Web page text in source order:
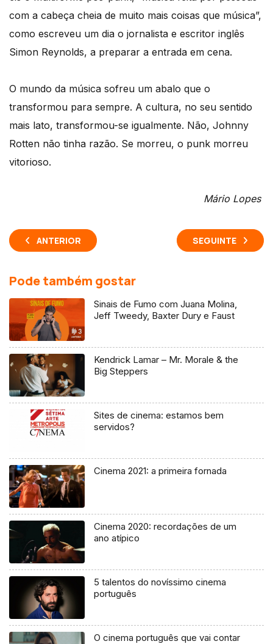
com a cabeça cheia de muito mais coisas que música”,
como escreveu um dia o jornalista e escritor inglês
Simon Reynolds, a preparar a entrada em cena.
O mundo da música sofreu um abalo que o
transformou para sempre. A cultura, no seu sentido
mais lato, transformou-se igualmente. Não, Johnny
Rotten não tinha razão. Se morreu, o punk morreu
vitorioso.
Mário Lopes
ANTERIOR SEGUINTE
Pode também gostar
Sinais de Fumo com Juana Molina,
Jeff Tweedy, Baxter Dury e Faust
Kendrick Lamar – Mr. Morale & the
Big Steppers
Sites de cinema: estamos bem
servidos?
Cinema 2021: a primeira fornada
Cinema 2020: recordações de um
ano atípico
5 talentos do novíssimo cinema
português
O cinema português que vai contar